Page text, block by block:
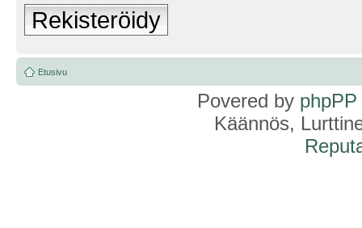
Rekisteröidy
Etusivu
Povered by phpPP
Käännös,